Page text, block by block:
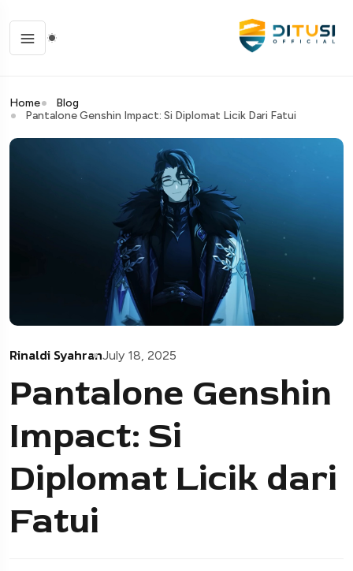
Home
Blog
Pantalone Genshin Impact: Si Diplomat Licik Dari Fatui
Rinaldi SyahranJuly 18, 2025
Pantalone Genshin
Impact: Si
Diplomat Licik dari
Fatui